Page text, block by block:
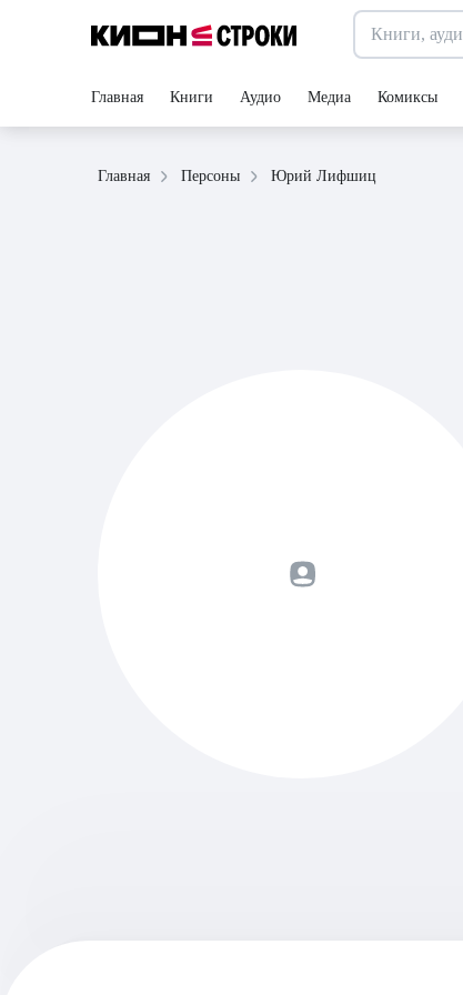
Главная Книги Аудио Медиа Комиксы
Главная Персоны Юрий Лифшиц